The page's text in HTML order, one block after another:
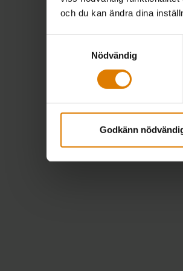
och du kan ändra dina
Nödvändig
Godkänn